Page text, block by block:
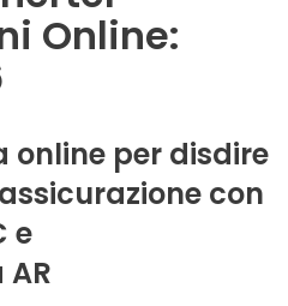
Online:
online per disdire
con
e